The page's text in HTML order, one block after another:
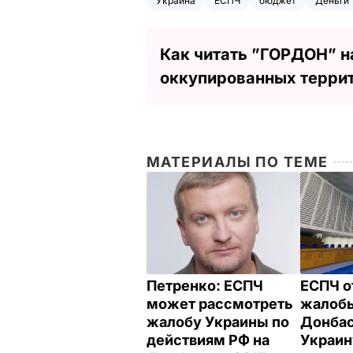
Как читать ”ГОРДОН”
оккупированных
МАТЕРИАЛЫ ПО ТЕМЕ
Петренко: ЕСПЧ
может рассмотреть
жалобу Украины по
действиям РФ на
ЕСПЧ